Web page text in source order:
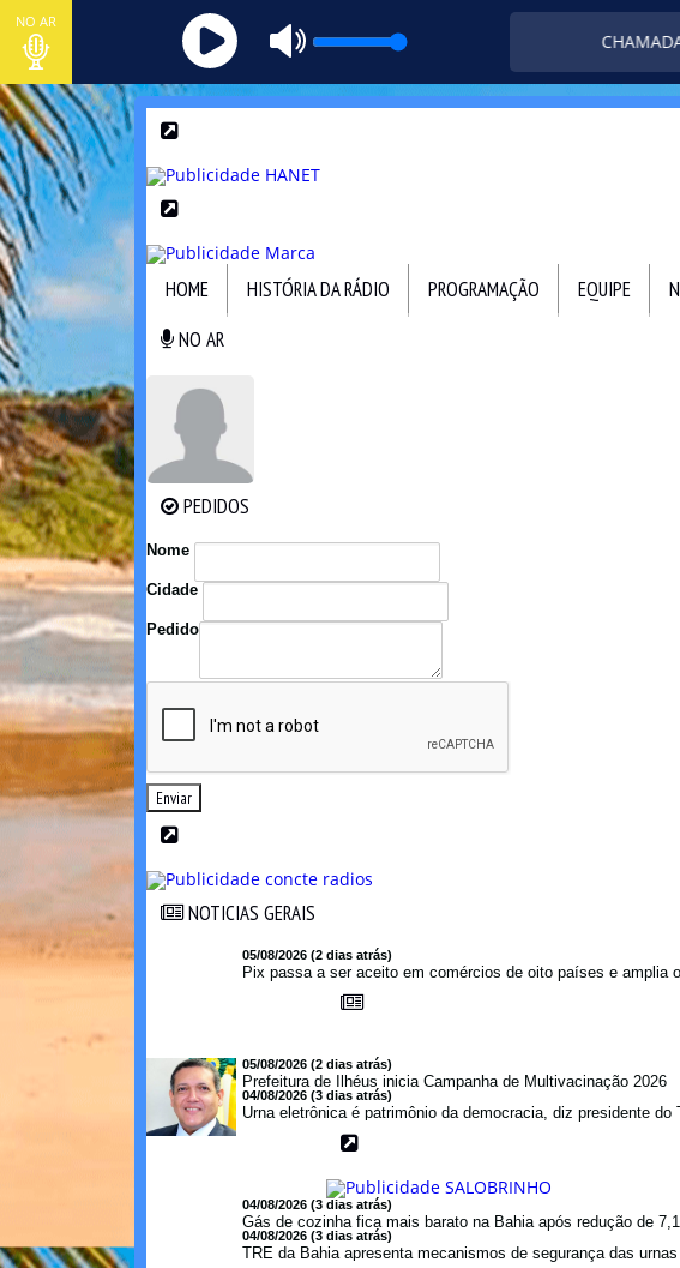
NO AR
CHAMADA
HOME HISTÓRIA DA RÁDIO PROGRAMAÇÃO EQUIPE
NO AR
PEDIDOS
Nome
Cidade
Pedido
Enviar
NOTICIAS GERAIS
05/08/2026 (2 dias atrás)
Pix passa a ser aceito em comércios de oito países e amplia
05/08/2026 (2 dias atrás)
Prefeitura de Ilhéus inicia Campanha de Multivacinação 2026
04/08/2026 (3 dias atrás)
Urna eletrônica é patrimônio da democracia, diz presidente do
04/08/2026 (3 dias atrás)
Gás de cozinha fica mais barato na Bahia após redução de
04/08/2026 (3 dias atrás)
TRE da Bahia apresenta mecanismos de segurança das